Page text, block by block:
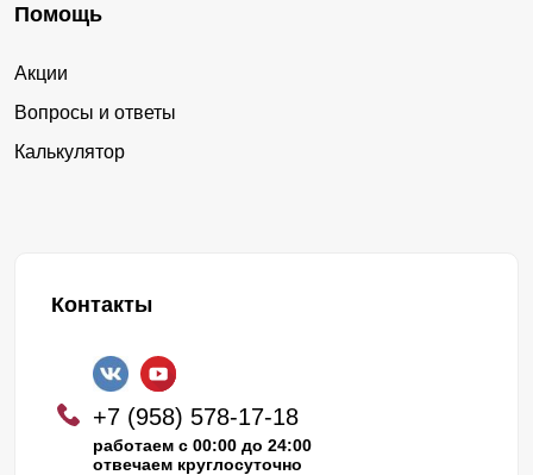
Помощь
Акции
Вопросы и ответы
Калькулятор
Контакты
+7 (958) 578-17-18
работаем с 00:00 до 24:00
отвечаем круглосуточно